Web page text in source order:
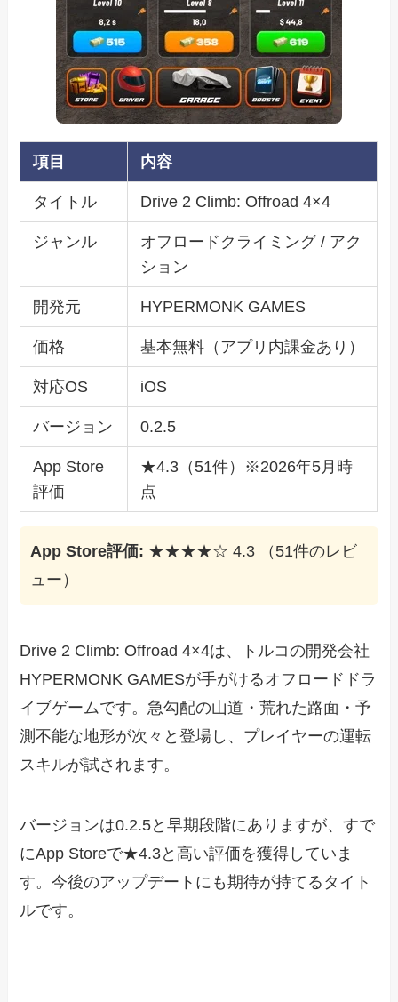
項目 内容
タイトル Drive 2 Climb: Offroad 4×4
ジャンル
オフロードクライミング / アク
ション
開発元 HYPERMONK GAMES
価格 基本無料（アプリ内課金あり）
対応OS iOS
バージョン 0.2.5
App Store
評価
★4.3（51件）※2026年5月時
点
App Store評価: ★★★★☆ 4.3 （51件のレビ
ュー）
Drive 2 Climb: Offroad 4×4は、トルコの開発会社
HYPERMONK GAMESが手がけるオフロードドラ
イブゲームです。急勾配の山道・荒れた路面・予
測不能な地形が次々と登場し、プレイヤーの運転
スキルが試されます。
バージョンは0.2.5と早期段階にありますが、すで
にApp Storeで★4.3と高い評価を獲得していま
す。今後のアップデートにも期待が持てるタイト
ルです。